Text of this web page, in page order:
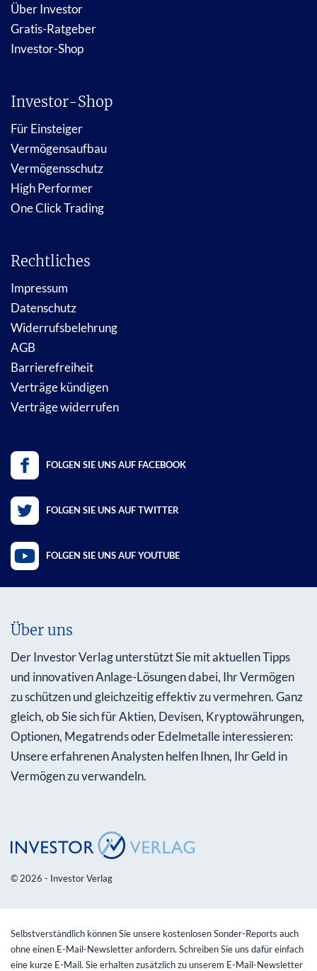
Über Investor
Gratis-Ratgeber
Investor-Shop
Investor-Shop
Für Einsteiger
Vermögensaufbau
Vermögensschutz
High Performer
One Click Trading
Rechtliches
Impressum
Datenschutz
Widerrufsbelehrung
AGB
Barrierefreiheit
Verträge kündigen
Verträge widerrufen
FOLGEN SIE UNS AUF FACEBOOK
FOLGEN SIE UNS AUF TWITTER
FOLGEN SIE UNS AUF YOUTUBE
Über uns
Der Investor Verlag unterstützt Sie mit aktuellen Tipps
und innovativen Anlage-Lösungen dabei, Ihr Vermögen
zu schützen und gleichzeitig effektiv zu vermehren. Ganz
gleich, ob Sie sich für Aktien, Devisen, Kryptowährungen,
Optionen, Megatrends oder Edelmetalle interessieren:
Unsere erfahrenen Analysten helfen Ihnen, Ihr Geld in
Vermögen zu verwandeln.
© 2026 - Investor Verlag
Selbstverständlich können Sie unsere kostenlosen Sonder-Reports auch
ohne einen E-Mail-Newsletter anfordern. Schreiben Sie uns dafür einfach
eine kurze E-Mail. Sie erhalten zusätzlich zu unserem E-Mail-Newsletter